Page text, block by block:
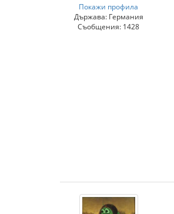
Покажи профила
Държава: Германия
Съобщения: 1428